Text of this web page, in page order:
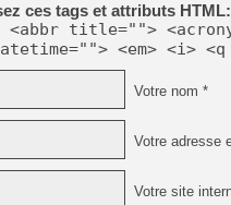
ces tags et attributs HTML:
title="">
<em> <i>
Votre nom *
Votre adresse
Votre site